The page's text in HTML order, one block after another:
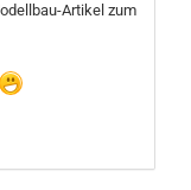
Artikel zum